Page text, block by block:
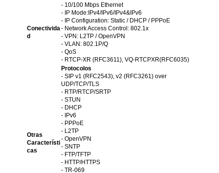
Conectivida
d
- 10/100 Mbps Ethernet
- IP Mode:IPv4/IPv6/IPv4&IPv6
- IP Configuration: Static / DHCP / PPPoE
- Network Access Control: 802.1x
- VPN: L2TP / OpenVPN
- VLAN: 802.1P/Q
- QoS
- RTCP-XR (RFC3611), VQ-RTCPXR(RFC6035)
Otras
Característi
cas
Protocolos
- SIP v1 (RFC2543), v2 (RFC3261) over
UDP/TCP/TLS
- RTP/RTCP/SRTP
- STUN
- DHCP
- IPv6
- PPPoE
- L2TP
- OpenVPN
- SNTP
- FTP/TFTP
- HTTP/HTTPS
- TR-069